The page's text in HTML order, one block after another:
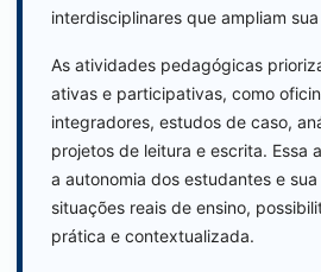
interdisciplinares que ampliam
As atividades pedagógicas
ativas e participativas, como
integradores, estudos de caso,
projetos de leitura e escrita. Essa
a autonomia dos estudantes e
situações reais de ensino,
prática e contextualizada.